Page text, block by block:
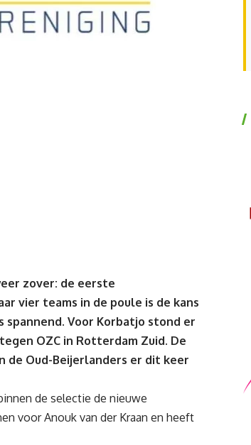
zover: de eerste
vier teams in de poule is de kans
Voor Korbatjo stond er
OZC in Rotterdam Zuid. De
de Oud-Beijerlanders er dit keer
de selectie de nieuwe
voor Anouk van der Kraan en heeft